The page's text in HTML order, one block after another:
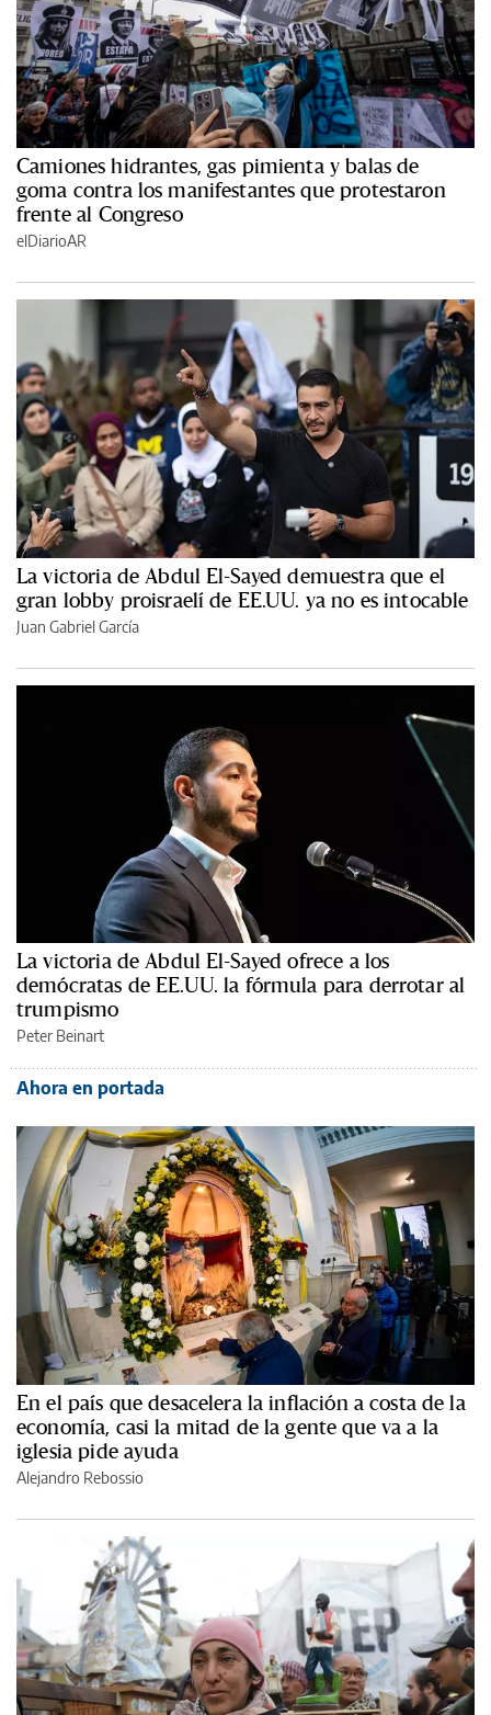
Camiones hidrantes, gas pimienta y balas de
goma contra los manifestantes que protestaron
frente al Congreso
elDiarioAR
La victoria de Abdul El-Sayed demuestra que el
gran lobby proisraelí de EE.UU. ya no es intocable
Juan Gabriel García
La victoria de Abdul El-Sayed ofrece a los
demócratas de EE.UU. la fórmula para derrotar al
trumpismo
Peter Beinart
Ahora en portada
En el país que desacelera la inflación a costa de la
economía, casi la mitad de la gente que va a la
iglesia pide ayuda
Alejandro Rebossio